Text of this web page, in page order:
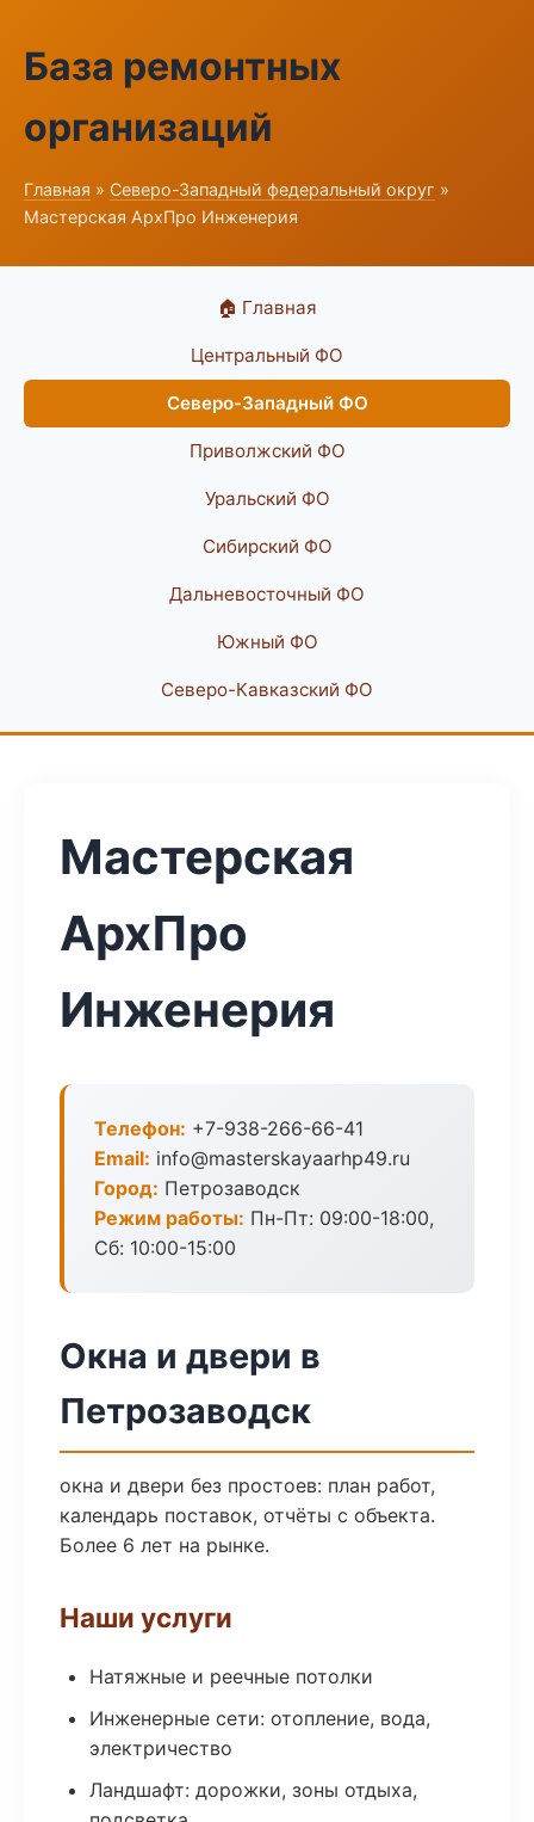
База ремонтных
организаций
Главная » Северо-Западный федеральный округ »
Мастерская АрхПро Инженерия
🏠 Главная
Центральный ФО
Северо-Западный ФО
Приволжский ФО
Уральский ФО
Сибирский ФО
Дальневосточный ФО
Южный ФО
Северо-Кавказский ФО
Мастерская
АрхПро
Инженерия
Телефон: +7-938-266-66-41
Email: info@masterskayaarhp49.ru
Город: Петрозаводск
Режим работы: Пн-Пт: 09:00-18:00,
Сб: 10:00-15:00
Окна и двери в
Петрозаводск
окна и двери без простоев: план работ,
календарь поставок, отчёты с объекта.
Более 6 лет на рынке.
Наши услуги
Натяжные и реечные потолки
Инженерные сети: отопление, вода,
электричество
Ландшафт: дорожки, зоны отдыха,